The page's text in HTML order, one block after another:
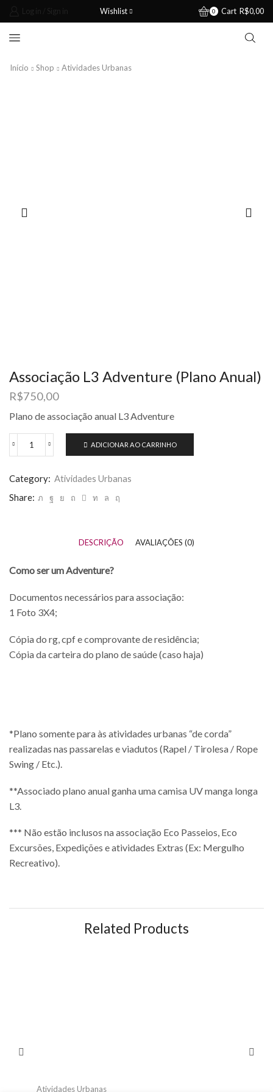
Log in / Sign in Wishlist 0 Cart R$0,00
Início Shop Atividades Urbanas
Associação L3 Adventure (Plano Anual)
R$750,00
Plano de associação anual L3 Adventure
ADICIONAR AO CARRINHO
Category: Atividades Urbanas
Share:
DESCRIÇÃO AVALIAÇÕES (0)
Como ser um Adventure?
Documentos necessários para associação:
1 Foto 3X4;
Cópia do rg, cpf e comprovante de residência;
Cópia da carteira do plano de saúde (caso haja)
*Plano somente para às atividades urbanas “de corda”
realizadas nas passarelas e viadutos (Rapel / Tirolesa / Rope
Swing / Etc.).
**Associado plano anual ganha uma camisa UV manga longa
L3.
*** Não estão inclusos na associação Eco Passeios, Eco
Excursões, Expedições e atividades Extras (Ex: Mergulho
Recreativo).
Related Products
Atividades Urbanas